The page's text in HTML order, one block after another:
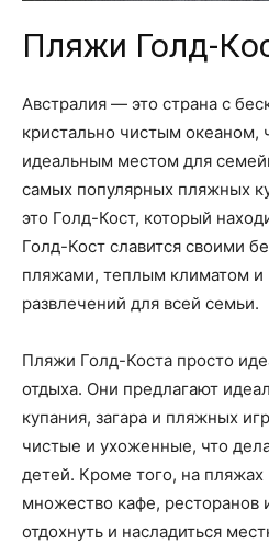
Пляжи Голд-
Австралия — это страна с
кристально чистым океаном,
идеальным местом для
самых популярных пляжных
это Голд-Кост, который
Голд-Кост славится своими
пляжами, теплым климатом и
развлечений для всей семьи.
Пляжи Голд-Коста просто
отдыха. Они предлагают
купания, загара и пляжных
чистые и ухоженные, что
детей. Кроме того, на пляжах
множество кафе, ресторанов
отдохнуть и насладиться